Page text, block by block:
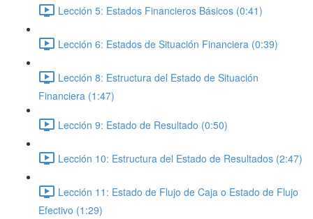
Lección 5: Estados Financieros Básicos (0:41)
Lección 6: Estados de Situación Financiera (0:39)
Lección 8: Estructura del Estado de Situación
Financiera (1:47)
Lección 9: Estado de Resultado (0:50)
Lección 10: Estructura del Estado de Resultados (2:47)
Lección 11: Estado de Flujo de Caja o Estado de Flujo
Efectivo (1:29)